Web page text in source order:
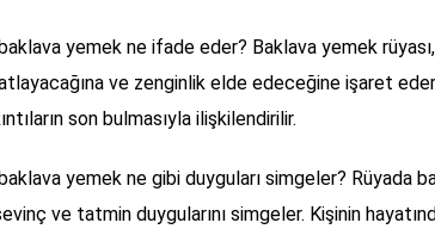
yemek ne ifade eder? Baklava yemek
ve zenginlik elde edeceğine işaret
son bulmasıyla ilişkilendirilir.
yemek ne gibi duyguları simgeler? Rüyada
ve tatmin duygularını simgeler. Kişinin